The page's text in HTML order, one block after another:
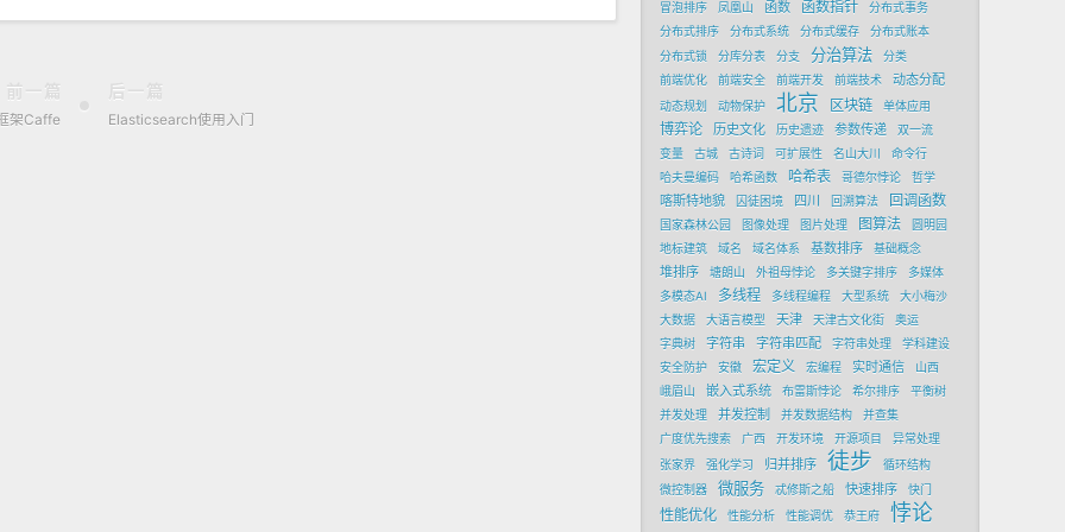
前一篇
架Caffe
后一篇
Elasticsearch使用入门
冒泡排序 凤凰山 函数 函数指针
分布式事务
分布式排序
分布式系统 分布式缓存
分布式账本
分布式锁
分库分表 分支 分治算法
分类
前端优化
前端安全 前端开发 前端技术 动态分配
动态规划 动物保护 北京 区块链 单体应用
博弈论 历史文化 历史遗迹 参数传递
双一流
变量
古城 古诗词 可扩展性 名山大川
命令行
哈夫曼编码
哈希函数 哈希表 哥德尔悖论 哲学
喀斯特地貌 囚徒困境 四川 回溯算法 回调函数
国家森林公园 图像处理 图片处理 图算法
圆明园
地标建筑
域名 域名体系 基数排序 基础概念
堆排序 塘朗山 外祖母悖论 多关键字排序
多媒体
多模态AI
多线程 多线程编程 大型系统
大小梅沙
大数据
大语言模型 天津 天津古文化街
奥运
字典树
字符串 字符串匹配 字符串处理
学科建设
安全防护
安徽 宏定义 宏编程 实时通信
山西
峨眉山
嵌入式系统 布雷斯悖论 希尔排序
平衡树
并发处理
并发控制 并发数据结构
并查集
广度优先搜索
广西 开发环境 开源项目
异常处理
张家界
强化学习 归并排序 徒步
循环结构
微控制器
微服务 忒修斯之船 快速排序 快门
性能优化 性能分析 性能调优 恭王府 悖论